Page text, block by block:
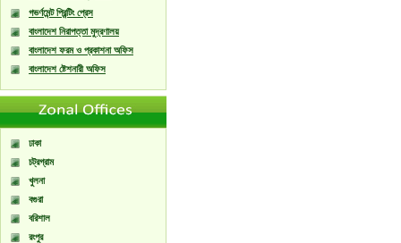
গভর্ণমেন্ট প্রিন্টিং প্রেস
বাংলাদেশ নিরাপত্তা মুদ্রণালয়
বাংলাদেশ ফরম ও প্রকাশনা অফিস
বাংলাদেশ ষ্টেশনারী অফিস
ঢাকা
চট্রগ্রাম
খুলনা
বগুরা
বরিশাল
রংপুর